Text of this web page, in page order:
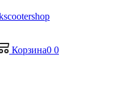
Корзина0 0